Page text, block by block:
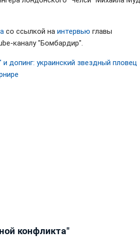
со ссылкой на интервью главы
каналу "Бомбардир".
допинг: украинский звездный пловец
конфликта"